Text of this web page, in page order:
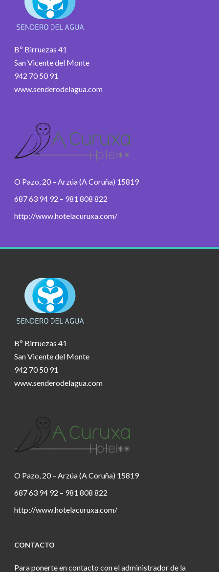
Bº Birruezas 41
San Vicente del Monte
942 70 50 91
www.senderodelagua.com
O Pazo, 20 – Arzúa (A Coruña) 15819
687 63 94 92 – 981 808 822
http://www.hotelacuruxa.com/
Bº Birruezas 41
San Vicente del Monte
942 70 50 91
www.senderodelagua.com
O Pazo, 20 – Arzúa (A Coruña) 15819
687 63 94 92 – 981 808 822
http://www.hotelacuruxa.com/
CONTACTO
Para ponerte en contacto con el administrador de la